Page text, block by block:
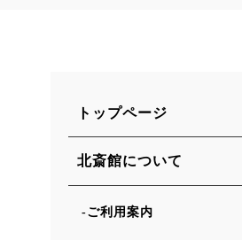
トップページ
北斎館について
ご利用案内